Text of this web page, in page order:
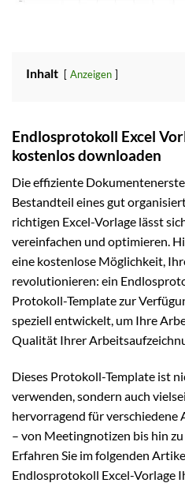
Inhalt Anzeigen
Endlosprotokoll Excel
kostenlos downloaden
Die effiziente
Bestandteil eines gut
richtigen Excel-Vorlage lässt
vereinfachen und optimieren.
eine kostenlose Möglichkeit,
revolutionieren: ein
Protokoll-Template zur
speziell entwickelt, um Ihre
Qualität Ihrer
Dieses Protokoll-Template ist
verwenden, sondern auch
hervorragend für
– von Meetingnotizen bis hin
Erfahren Sie im folgenden
Endlosprotokoll Excel-Vorlage